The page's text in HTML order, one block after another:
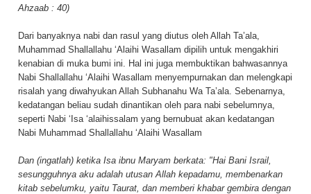
Ahzaab : 40)
Dari banyaknya nabi dan rasul yang diutus oleh Allah Ta’ala,
Muhammad Shallallahu ‘Alaihi Wasallam dipilih untuk mengakhiri
kenabian di muka bumi ini. Hal ini juga membuktikan bahwasannya
Nabi Shallallahu ‘Alaihi Wasallam menyempurnakan dan melengkapi
risalah yang diwahyukan Allah Subhanahu Wa Ta’ala. Sebenarnya,
kedatangan beliau sudah dinantikan oleh para nabi sebelumnya,
seperti Nabi ‘Isa ‘alaihissalam yang bernubuat akan kedatangan
Nabi Muhammad Shallallahu ‘Alaihi Wasallam
Dan (ingatlah) ketika Isa ibnu Maryam berkata: "Hai Bani Israil,
sesungguhnya aku adalah utusan Allah kepadamu, membenarkan
kitab sebelumku, yaitu Taurat, dan memberi khabar gembira dengan